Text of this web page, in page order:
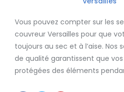
Vous pouvez compter sur les
couvreur Versailles pour que
toujours au sec et à l’aise. Nos
de qualité garantissent que
protégées des éléments